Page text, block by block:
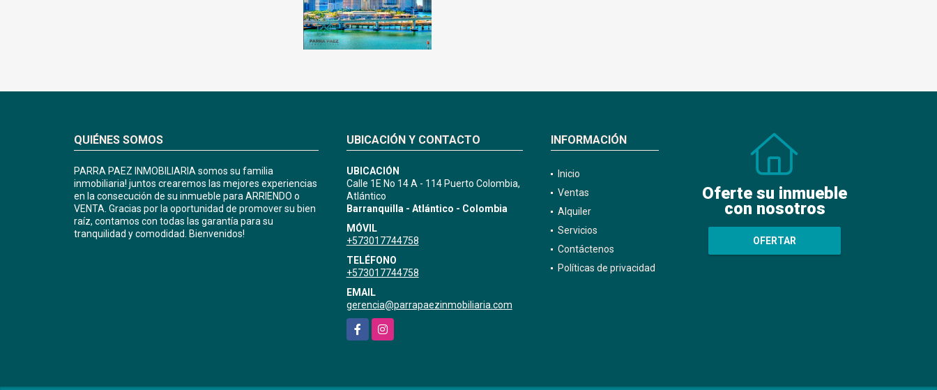
QUIÉNES SOMOS
PARRA PAEZ INMOBILIARIA somos su familia
inmobiliaria! juntos crearemos las mejores experiencias
en la consecución de su inmueble para ARRIENDO o
VENTA. Gracias por la oportunidad de promover su bien
raíz, contamos con todas las garantía para su
tranquilidad y comodidad. Bienvenidos!
UBICACIÓN Y CONTACTO
UBICACIÓN
Calle 1E No 14 A - 114 Puerto Colombia,
Atlántico
Barranquilla - Atlántico - Colombia
MÓVIL
+573017744758
TELÉFONO
+573017744758
EMAIL
gerencia@parrapaezinmobiliaria.com
FacebookInstagram
INFORMACIÓN
Inicio
Ventas
Alquiler
Servicios
Contáctenos
Políticas de privacidad
Oferte su inmueble
con nosotros
OFERTAR